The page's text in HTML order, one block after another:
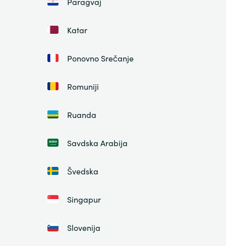
Katar
Ponovno Srečanje
Romuniji
Ruanda
Savdska Arabija
Švedska
Singapur
Slovenija